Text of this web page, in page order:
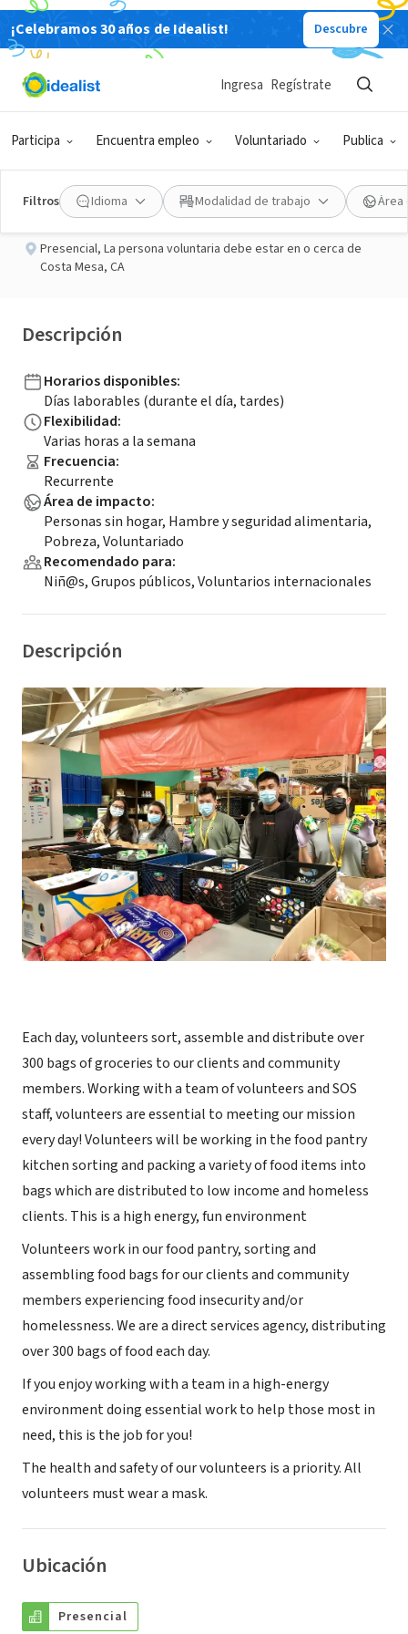
¡Celebramos 30 años de Idealist! Descubre
Participa Encuentra empleo Voluntariado Publica
Ingresa Regístrate
Filtros Idioma Modalidad de trabajo Área
ORGANIZACIÓN SIN FIN DE LUCRO
Publicado hace 13 días
Food Pantry Volunteer
Share Ourselves
Presencial, La persona voluntaria debe estar en o cerca de
Costa Mesa, CA
Descripción
Horarios disponibles:
Días laborables (durante el día, tardes)
Flexibilidad:
Varias horas a la semana
Frecuencia:
Recurrente
Área de impacto:
Personas sin hogar, Hambre y seguridad alimentaria,
Pobreza, Voluntariado
Recomendado para:
Niñ@s, Grupos públicos, Voluntarios internacionales
Descripción
Each day, volunteers sort, assemble and distribute over
300 bags of groceries to our clients and community
members. Working with a team of volunteers and SOS
staff, volunteers are essential to meeting our mission
every day! Volunteers will be working in the food pantry
kitchen sorting and packing a variety of food items into
bags which are distributed to low income and homeless
clients. This is a high energy, fun environment
Volunteers work in our food pantry, sorting and
assembling food bags for our clients and community
members experiencing food insecurity and/or
homelessness. We are a direct services agency, distributing
over 300 bags of food each day.
If you enjoy working with a team in a high-energy
environment doing essential work to help those most in
need, this is the job for you!
The health and safety of our volunteers is a priority. All
volunteers must wear a mask.
Ubicación
Presencial